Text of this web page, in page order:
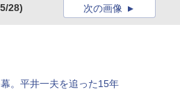
28) 次の画像
。平井一夫を追った15年